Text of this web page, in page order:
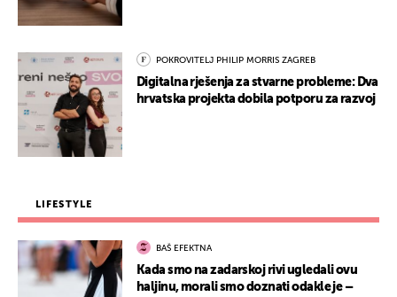
POKROVITELJ PHILIP MORRIS ZAGREB
Digitalna rješenja za stvarne probleme: Dva
hrvatska projekta dobila potporu za razvoj
LIFESTYLE
BAŠ EFEKTNA
Kada smo na zadarskoj rivi ugledali ovu
haljinu, morali smo doznati odakle je –